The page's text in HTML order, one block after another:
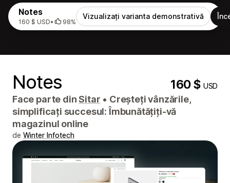
Notes
160 $ USD• 98%
Vizualizați varianta demonstrativă
Notes 160 $USD
Face parte dinSitar • Creșteți vânzările,
simplificați succesul: Îmbunătățiți-vă
magazinul online
de Winter Infotech